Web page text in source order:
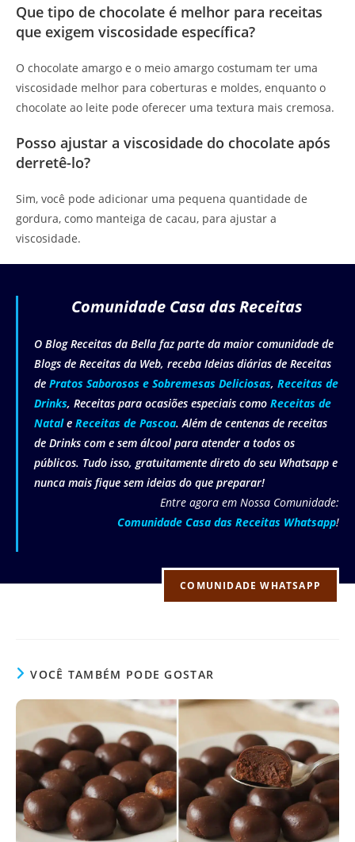
Que tipo de chocolate é melhor para receitas
que exigem viscosidade específica?
O chocolate amargo e o meio amargo costumam ter uma
viscosidade melhor para coberturas e moldes, enquanto o
chocolate ao leite pode oferecer uma textura mais cremosa.
Posso ajustar a viscosidade do chocolate após
derretê-lo?
Sim, você pode adicionar uma pequena quantidade de
gordura, como manteiga de cacau, para ajustar a
viscosidade.
Comunidade Casa das Receitas
O Blog Receitas da Bella faz parte da maior comunidade de
Blogs de Receitas da Web, receba Ideias diárias de Receitas
de Pratos Saborosos e Sobremesas Deliciosas, Receitas de
Drinks, Receitas para ocasiões especiais como Receitas de
Natale Receitas de Pascoa. Além de centenas de receitas
de Drinks com e sem álcool para atender a todos os
públicos. Tudo isso, gratuitamente direto do seu Whatsapp e
nunca mais fique sem ideias do que preparar!
Entre agora em Nossa Comunidade:
Comunidade Casa das Receitas Whatsapp!
COMUNIDADE WHATSAPP
VOCÊ TAMBÉM PODE GOSTAR